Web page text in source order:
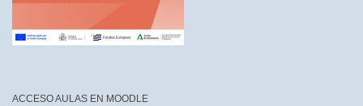
ACCESO AULAS EN MOODLE